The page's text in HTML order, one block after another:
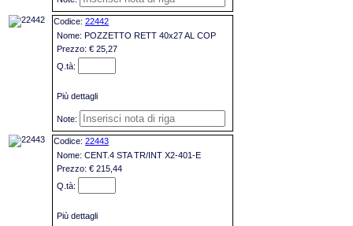
22442
POZZETTO RETT 40x27 AL COP
€ 25,27
Più dettagli
22443
CENT.4 STA TR/INT X2-401-E
€ 215,44
Più dettagli